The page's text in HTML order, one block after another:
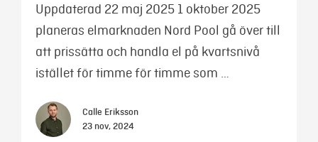
Uppdaterad 22 maj 2025 1 oktober 2025
planeras elmarknaden Nord Pool gå över till
att prissätta och handla el på kvartsnivå
istället för timme för timme som …
Calle Eriksson
23 nov, 2024